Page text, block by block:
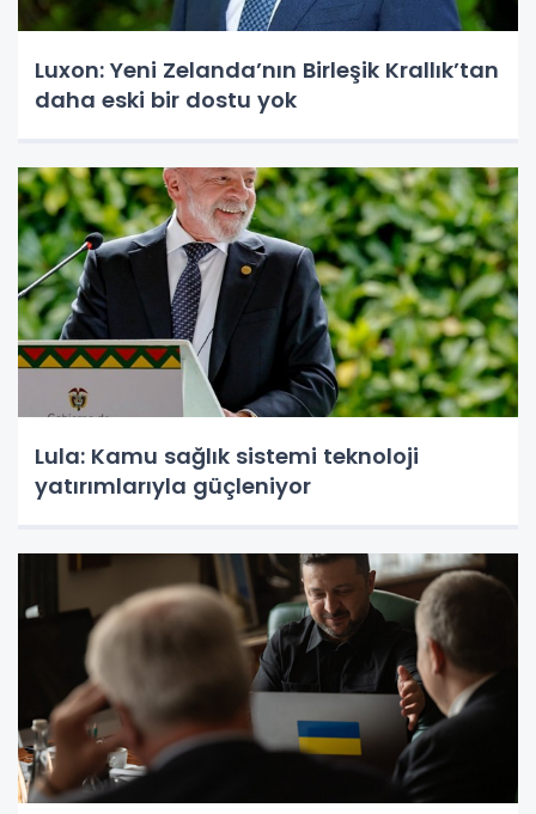
Luxon: Yeni Zelanda’nın Birleşik Krallık’tan
daha eski bir dostu yok
Lula: Kamu sağlık sistemi teknoloji
yatırımlarıyla güçleniyor